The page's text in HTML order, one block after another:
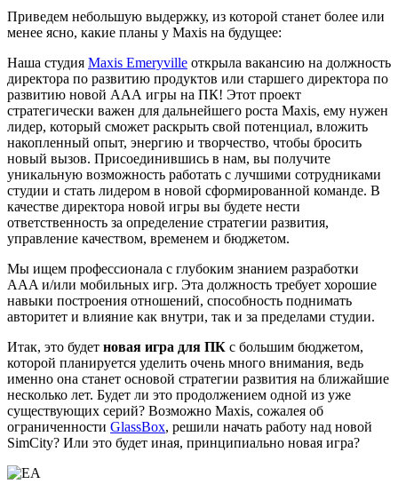
Приведем небольшую выдержку, из которой станет более или
менее ясно, какие планы у Maxis на будущее:
Наша студия Maxis Emeryville открыла вакансию на должность
директора по развитию продуктов или старшего директора по
развитию новой ААА игры на ПК! Этот проект
стратегически важен для дальнейшего роста Maxis, ему нужен
лидер, который сможет раскрыть свой потенциал, вложить
накопленный опыт, энергию и творчество, чтобы бросить
новый вызов. Присоединившись в нам, вы получите
уникальную возможность работать с лучшими сотрудниками
студии и стать лидером в новой сформированной команде. В
качестве директора новой игры вы будете нести
ответственность за определение стратегии развития,
управление качеством, временем и бюджетом.
Мы ищем профессионала с глубоким знанием разработки
AAA и/или мобильных игр. Эта должность требует хорошие
навыки построения отношений, способность поднимать
авторитет и влияние как внутри, так и за пределами студии.
Итак, это будет новая игра для ПК с большим бюджетом,
которой планируется уделить очень много внимания, ведь
именно она станет основой стратегии развития на ближайшие
несколько лет. Будет ли это продолжением одной из уже
существующих серий? Возможно Maxis, сожалея об
ограниченности GlassBox, решили начать работу над новой
SimCity? Или это будет иная, принципиально новая игра?